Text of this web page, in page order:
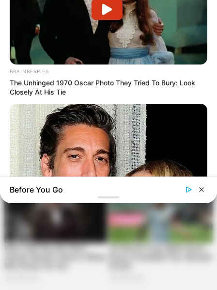
BRAINBERRIES
The Unhinged 1970 Oscar Photo They Tried To Bury: Look
Closely At His Tie
Before You Go